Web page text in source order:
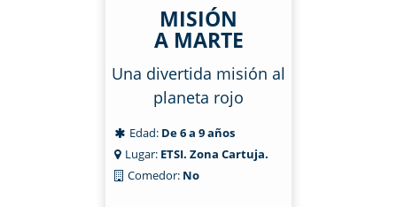
MISIÓN
A MARTE
Una divertida misión al
planeta rojo
Edad: De 6 a 9 años
Lugar: ETSI. Zona Cartuja.
Comedor: No